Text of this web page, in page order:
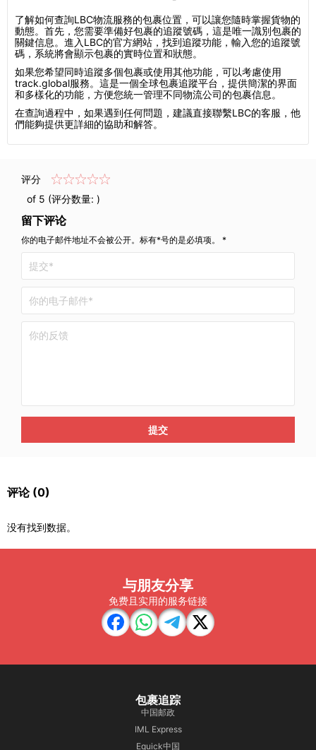
了解如何查詢LBC物流服務的包裹位置，可以讓您隨時掌握貨物的
動態。首先，您需要準備好包裹的追蹤號碼，這是唯一識別包裹的
關鍵信息。進入LBC的官方網站，找到追蹤功能，輸入您的追蹤號
碼，系統將會顯示包裹的實時位置和狀態。
如果您希望同時追蹤多個包裹或使用其他功能，可以考慮使用
track.global服務。這是一個全球包裹追蹤平台，提供簡潔的界面
和多樣化的功能，方便您統一管理不同物流公司的包裹信息。
在查詢過程中，如果遇到任何問題，建議直接聯繫LBC的客服，他
們能夠提供更詳細的協助和解答。
评分
of 5 (评分数量: )
留下评论
你的电子邮件地址不会被公开。标有*号的是必填项。 *
提交
评论 (0)
没有找到数据。
与朋友分享
免费且实用的服务链接
包裹追踪
中国邮政
IML Express
Equick中国